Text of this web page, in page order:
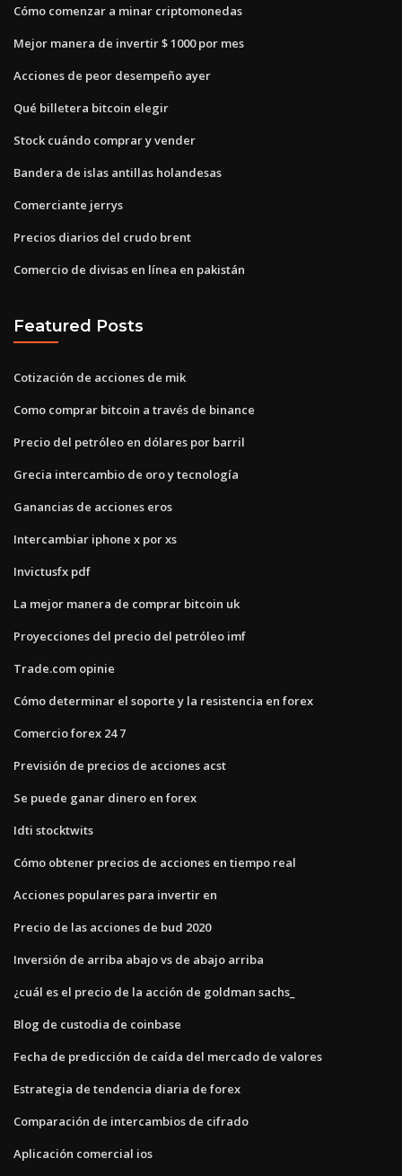
Cómo comenzar a minar criptomonedas
Mejor manera de invertir $ 1000 por mes
Acciones de peor desempeño ayer
Qué billetera bitcoin elegir
Stock cuándo comprar y vender
Bandera de islas antillas holandesas
Comerciante jerrys
Precios diarios del crudo brent
Comercio de divisas en línea en pakistán
Featured Posts
Cotización de acciones de mik
Como comprar bitcoin a través de binance
Precio del petróleo en dólares por barril
Grecia intercambio de oro y tecnología
Ganancias de acciones eros
Intercambiar iphone x por xs
Invictusfx pdf
La mejor manera de comprar bitcoin uk
Proyecciones del precio del petróleo imf
Trade.com opinie
Cómo determinar el soporte y la resistencia en forex
Comercio forex 24 7
Previsión de precios de acciones acst
Se puede ganar dinero en forex
Idti stocktwits
Cómo obtener precios de acciones en tiempo real
Acciones populares para invertir en
Precio de las acciones de bud 2020
Inversión de arriba abajo vs de abajo arriba
¿cuál es el precio de la acción de goldman sachs_
Blog de custodia de coinbase
Fecha de predicción de caída del mercado de valores
Estrategia de tendencia diaria de forex
Comparación de intercambios de cifrado
Aplicación comercial ios